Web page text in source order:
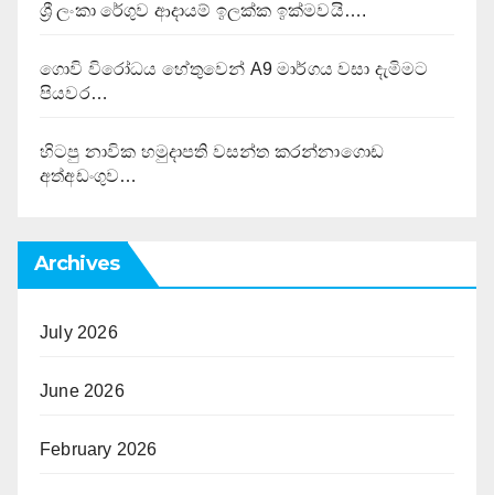
ශ්‍රී ලංකා රේගුව ආදායම් ඉලක්ක ඉක්මවයි….
ගොවි විරෝධය හේතුවෙන් A9 මාර්ගය වසා දැමිමට
පියවර…
හිටපු නාවික හමුදාපති වසන්ත කරන්නාගොඩ
අත්අඩංගුව…
Archives
July 2026
June 2026
February 2026